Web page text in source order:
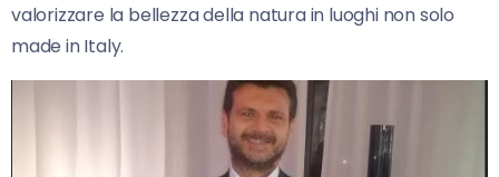
valorizzare la bellezza della natura in luoghi non solo
made in Italy.